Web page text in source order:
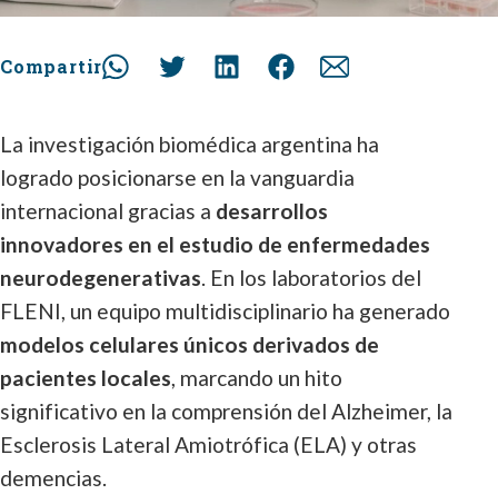
Compartir
La investigación biomédica argentina ha
logrado posicionarse en la vanguardia
internacional gracias a desarrollos
innovadores en el estudio de enfermedades
neurodegenerativas. En los laboratorios del
FLENI, un equipo multidisciplinario ha generado
modelos celulares únicos derivados de
pacientes locales, marcando un hito
significativo en la comprensión del Alzheimer, la
Esclerosis Lateral Amiotrófica (ELA) y otras
demencias.